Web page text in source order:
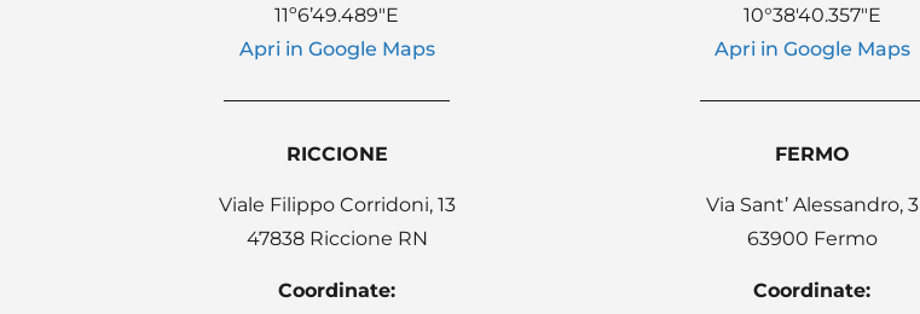
11º6’49.489″E
Apri in Google Maps
RICCIONE
Viale Filippo Corridoni, 13
47838 Riccione RN
Coordinate:
10°38′40.357″E
Apri in Google Maps
FERMO
Via Sant’ Alessandro, 3
63900 Fermo
Coordinate: